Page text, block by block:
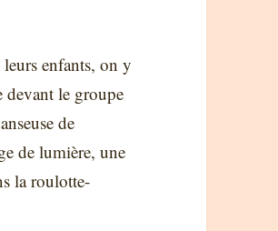
enfants, on y
devant le groupe
de
de lumière, une
la roulotte-